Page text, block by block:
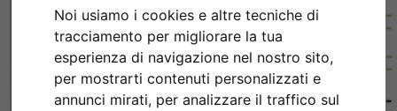
Noi usiamo i cookies e altre tecniche di
tracciamento per migliorare la tua
esperienza di navigazione nel nostro sito,
per mostrarti contenuti personalizzati e
annunci mirati, per analizzare il traffico sul
Indietro